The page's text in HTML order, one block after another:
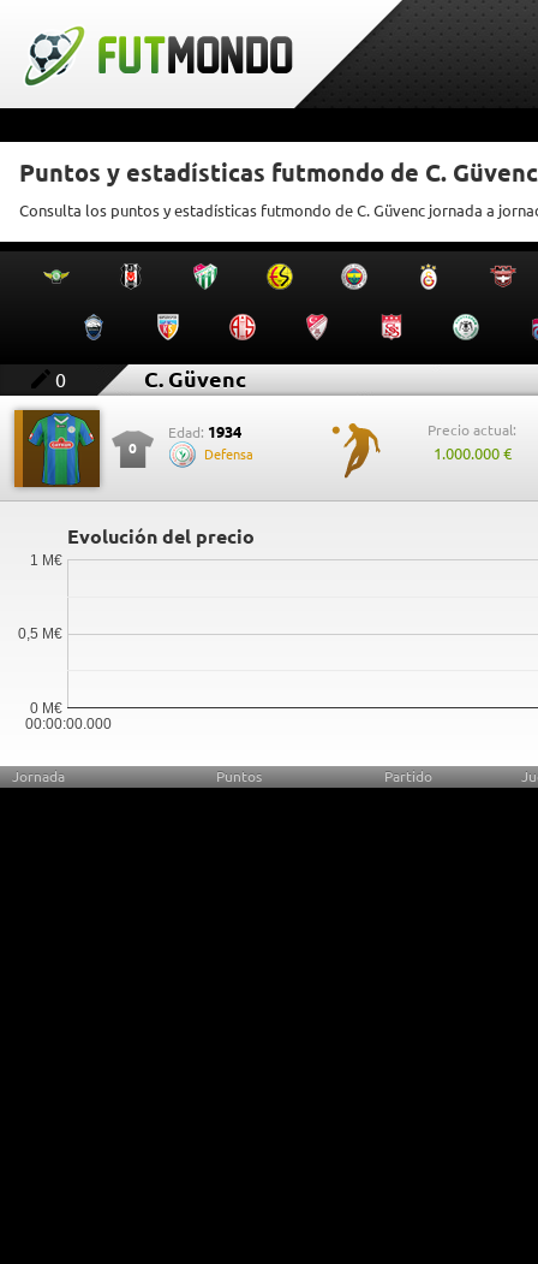
Puntos y estadísticas futmondo de C. Güvenc
Consulta los puntos y estadísticas futmondo de C. Güvenc jornada a
0 C. Güvenc
0
Edad: 1934
Defensa
Precio actual:
1.000.000 €
Evolución del precio
00:00:00.000
0 M€
0,5 M€
1 M€
Jornada Puntos Partido